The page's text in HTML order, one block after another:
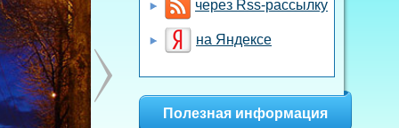
через Rss-рассылку
на Яндексе
Полезная информация